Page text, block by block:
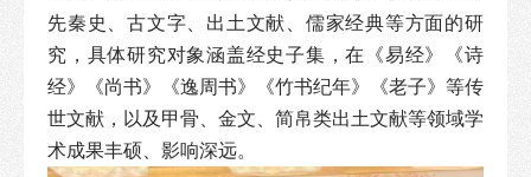
先秦史、古文字、出土文献、儒家经典等方面的研
究，具体研究对象涵盖经史子集，在《易经》《诗
经》《尚书》《逸周书》《竹书纪年》《老子》等传
世文献，以及甲骨、金文、简帛类出土文献等领域学
术成果丰硕、影响深远。